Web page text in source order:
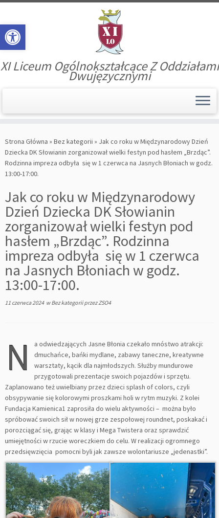
Open toolbar
to
content
XI Liceum Ogólnokształcące Z Oddziałami
Dwujęzycznymi
Strona Główna » Bez kategorii » Jak co roku w Międzynarodowy Dzień
Dziecka DK Słowianin zorganizował wielki festyn pod hasłem „Brzdąc”.
Rodzinna impreza odbyła się w 1 czerwca na Jasnych Błoniach w godz.
13:00-17:00.
Jak co roku w Międzynarodowy
Dzień Dziecka DK Słowianin
zorganizował wielki festyn pod
hasłem „Brzdąc”. Rodzinna
impreza odbyła się w 1 czerwca
na Jasnych Błoniach w godz.
13:00-17:00.
11 czerwca 2024wBez kategoriiprzezZSO4
N
a odwiedzających Jasne Błonia czekało mnóstwo atrakcji:
dmuchańce, bańki mydlane, zabawy taneczne, kreatywne
warsztaty, kącik dla najmłodszych. Służby mundurowe
przygotowali prezentacje swoich pojazdów i sprzętu.
Zaplanowano też uwielbiany przez dzieci splash of colors, czyli
obsypywanie się kolorowymi proszkami holi w rytm muzyki. Z kolei
Fundacja Kamienica1 zaprosiła do wielu aktywności – można było
spróbować swoich sił w nowej grze zespołowej roundnet, poskakać i
porozciągać się, grając w klasy i Mega Twistera oraz sprawdzić
umiejętności w rzucie woreczkiem do celu. W realizacji ogromnego
przedsięwzięcia pomocni byli jak zawsze wolontariusze „jedenastki”.